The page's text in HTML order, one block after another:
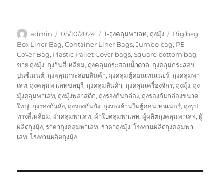
Author
admin
Posted
on
05/10/2024 Categories
1-ถุงคลุมพาเลท, ถุงมุ้ง Tags
Big bag,
Box Liner Bag,Container Liner Bags,Jumbo bag, PE
Cover Bag, Plastic Pallet Cover bags,Square bottom bag,
ขาย ถุงมุ้ง, ถุงก้นสี่เหลี่ยม, ถุงคลุมกระสอบน้ำตาล, ถุงคลุมกระสอบ
ปูนซีเมนต์, ถุงคลุมกระสอบสินค้า, ถุงคลุมตู้คอนเทนเนอร์, ถุงคลุมพา
เลท, ถุงคลุมพาเลทชลบุรี, ถุงคลุมสินค้า, ถุงคลุมเครื่องจักร, ถุงมุ้ง, ถุง
มุ้งคลุมพาเลท, ถุงมุ้งพลาสติก, ถุงรองก้นกล่อง, ถุงรองก้นกล่องขนาด
ใหญ่, ถุงรองก้นลัง, ถุงรองกันถัง, ถุงรองด้านในตู้คอนเทนเนอร์, ถุงรูป
ทรงสี่เหลี่ยม, ผ้าคลุมพาเลท, ผ้าใบคลุมพาเลท, ผู้ผลิตถุงคลุมพาเลท, ผู้
ผลิตถุงมุ้ง,ราคาถุงคลุมพาเลท,ราคาถุงมุ้ง,โรงงานผลิตถุงคลุมพา
เลท,โรงงานผลิตถุงมุ้ง